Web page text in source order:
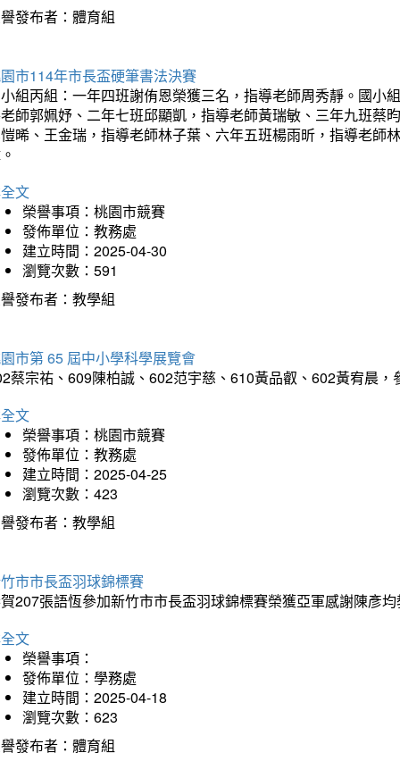
發布者：體育組
市114年市長盃硬筆書法決賽
組丙組：一年四班謝侑恩榮獲三名，指導老師周秀靜。國小
師郭姵妤、二年七班邱顯凱，指導老師黃瑞敏、三年九班蔡
晞、王金瑞，指導老師林子葉、六年五班楊雨昕，指導老師
文
榮譽事項：桃園市競賽
發佈單位：教務處
建立時間：2025-04-30
瀏覽次數：591
發布者：教學組
市第 65 屆中小學科學展覽會
蔡宗祐、609陳柏誠、602范宇慈、610黃品叡、602黃宥晨
文
榮譽事項：桃園市競賽
發佈單位：教務處
建立時間：2025-04-25
瀏覽次數：423
發布者：教學組
市市長盃羽球錦標賽
207張語恆參加新竹市市長盃羽球錦標賽榮獲亞軍感謝陳彥
文
榮譽事項：
發佈單位：學務處
建立時間：2025-04-18
瀏覽次數：623
發布者：體育組